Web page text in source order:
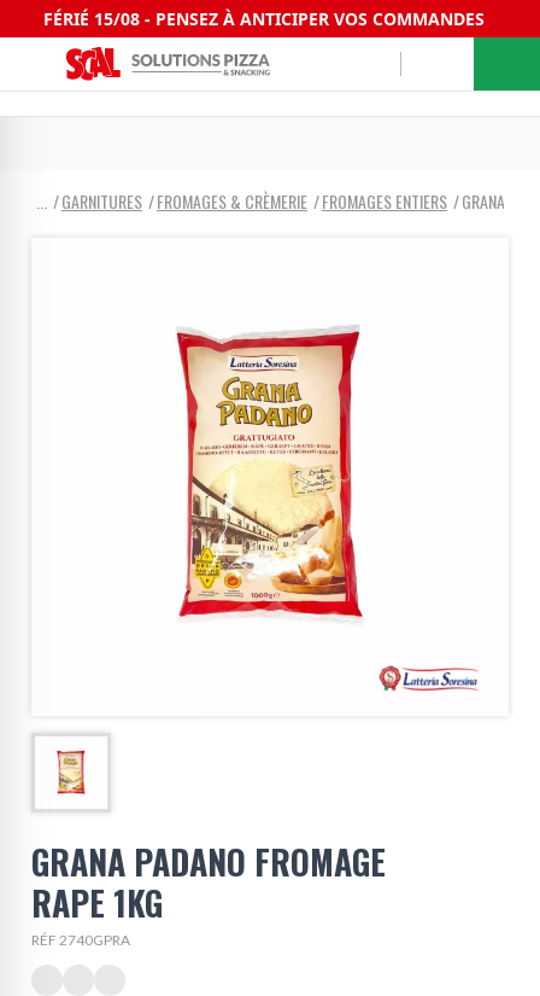
FÉRIÉ 15/08 - PENSEZ À ANTICIPER VOS COMMANDES
GARNITURES FROMAGES & CRÈMERIE FROMAGES ENTIERS GRANA
GRANA PADANO FROMAGE
RAPE 1KG
RÉF 2740GPRA